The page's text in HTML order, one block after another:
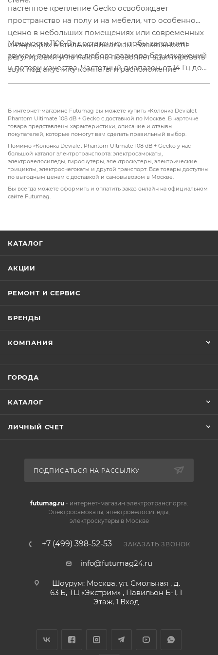
настенное крепление Gecko освобождает
пространство на полу и на мебели, что особенно
ценно в небольших помещениях или современных
интерьерах в стиле минимализм. Возможность
регулировки угла наклона позволяет адаптировать
звук под акустику комнаты и расположение
Мощности 1100 Вт достаточно, чтобы заполнить
звуком помещение любого размера без искажений
и потери качества. Частотный диапазон от 14 Гц до
идеальное решение для домашних кинотеатров,
гостиных и студий, где важны и качество звука, и
В интернет-магазине Futumag вы можете купить «Колонка Devialet
Phantom Ultimate 108 dB + Gecko с доставкой по Москве. В карточке
товара представлены характеристики, описание и отзывы
покупателей, которые помогут вам сделать правильный выбор.
Помимо «Колонка Devialet Phantom Ultimate 108 dB + Gecko у нас
большой каталог электротранспорта: электросамокаты,
электровелосипеды, гироскутеры, электроскутеры, электрические
трициклы, электроснегокаты и другой транспорт. Все товары доступны
по выгодным ценам с доставкой и самовывозом в Москве.
Вы всегда можете оформить и оплатить заказ онлайн на официальном
сайте Futumag.
КАТАЛОГ
АКЦИИ
РЕМОНТ И СЕРВИС
БРЕНДЫ
КОМПАНИЯ
ГОРОДА
КАТАЛОГ
ЛИЧНЫЙ СЧЕТ
ПОДПИСАТЬСЯ НА РАССЫЛКУ
futumag.ru- интернет-магазин электротранспорта.
Электросамокаты, электровелосипеды,
электроскутеры в Москве
+7 (499) 398-52-53 ЗАКАЗАТЬ ЗВОНОК
info@futumag24.ru
Шоурум: Москва, ул. Смольная , д.
63 Б, ТЦ «Экстрим» , Павильон Б-1, 1
Этаж, 1 Вход